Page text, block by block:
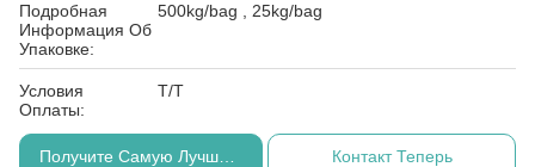
Подробная
Информация Об
Упаковке:
500kg/bag , 25kg/bag
Условия
Оплаты:
T/T
Контакт Теперь